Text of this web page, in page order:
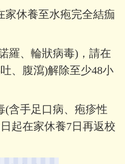
家休養至水疱完全結痂
羅、輪狀病毒)，請在
、腹瀉)解除至少48小
含手足口病、 疱疹性
日起在家休養7日再返校